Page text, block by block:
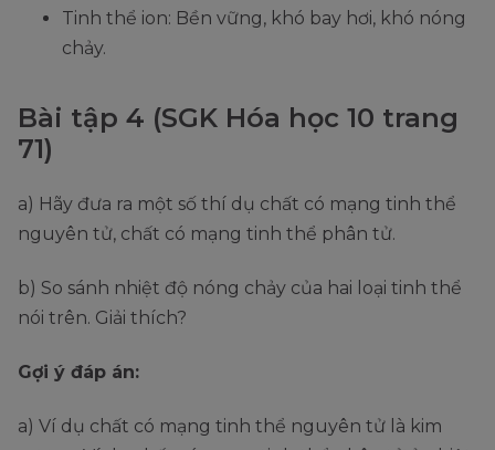
Tinh thể ion: Bền vững, khó bay hơi, khó nóng
chảy.
Bài tập 4 (SGK Hóa học 10 trang
71)
a) Hãy đưa ra một số thí dụ chất có mạng tinh thể
nguyên tử, chất có mạng tinh thể phân tử.
b) So sánh nhiệt độ nóng chảy của hai loại tinh thể
nói trên. Giải thích?
Gợi ý đáp án:
a) Ví dụ chất có mạng tinh thể nguyên tử là kim